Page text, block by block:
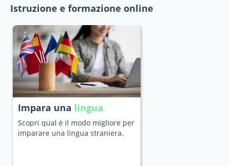
Istruzione e formazione online
Impara una lingua
Scopri qual è il modo migliore per
imparare una lingua straniera.